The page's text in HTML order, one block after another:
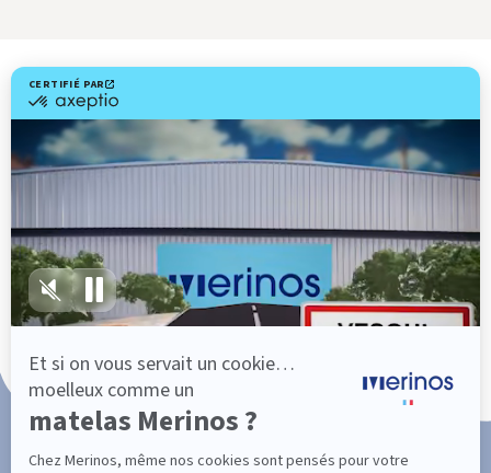
Livraison gratuite
Fabrication Française
101 nuits d'essai*
Paiement en 3x ou 4x sans frais